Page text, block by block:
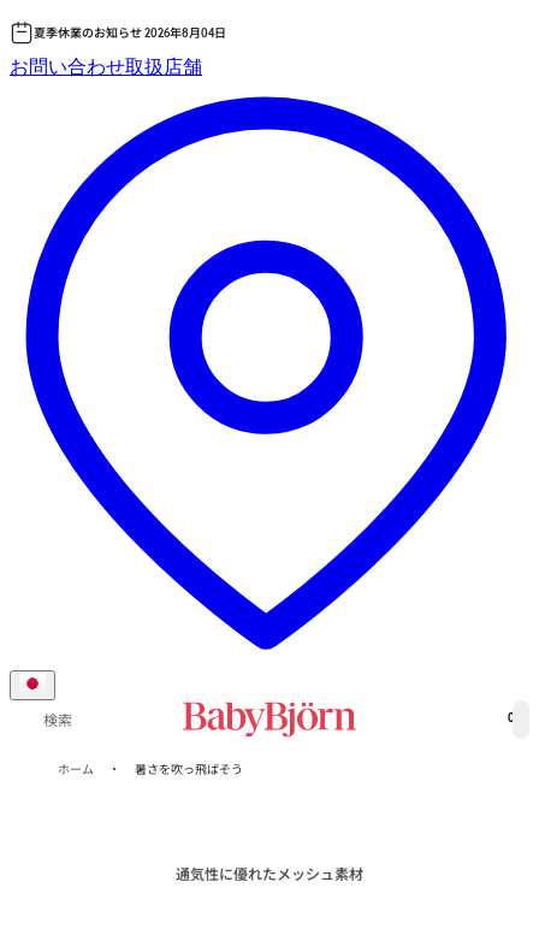
ン
ス
キッ
夏季休業のお知らせ 2026年8月04日
お問い合わせ取扱店舗
検索 0
ホーム 暑さを吹っ飛ばそう
通気性に優れたメッシュ素材